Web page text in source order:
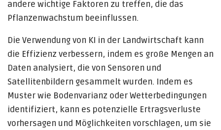
andere wichtige Faktoren zu treffen, die das
Pflanzenwachstum beeinflussen.
Die Verwendung von KI in der Landwirtschaft kann
die Effizienz verbessern, indem es große Mengen an
Daten analysiert, die von Sensoren und
Satellitenbildern gesammelt wurden. Indem es
Muster wie Bodenvarianz oder Wetterbedingungen
identifiziert, kann es potenzielle Ertragsverluste
vorhersagen und Möglichkeiten vorschlagen, um sie